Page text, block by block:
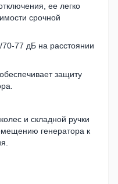
ее легко
срочной
77 дБ на расстоянии
защиту
и складной ручки
генератора к